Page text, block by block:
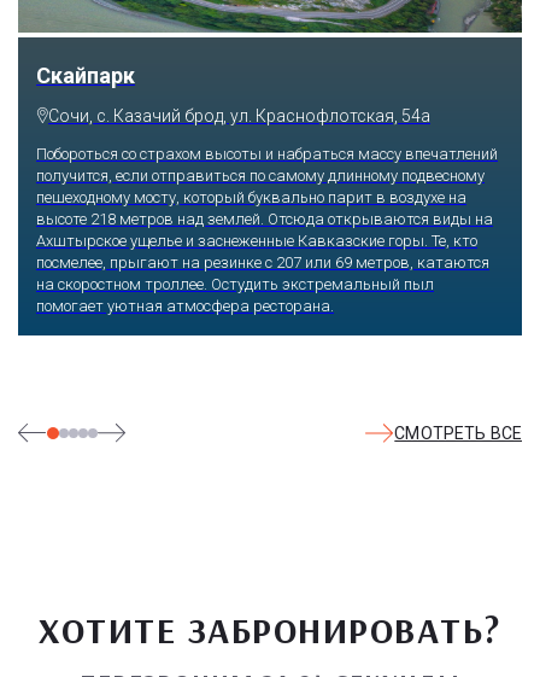
Скайпарк
Сочи, с. Казачий брод, ул. Краснофлотская, 54а
Побороться со страхом высоты и набраться массу впечатлений
получится, если отправиться по самому длинному подвесному
пешеходному мосту, который буквально парит в воздухе на
высоте 218 метров над землей. Отсюда открываются виды на
Ахштырское ущелье и заснеженные Кавказские горы. Те, кто
посмелее, прыгают на резинке с 207 или 69 метров, катаются
на скоростном троллее. Остудить экстремальный пыл
помогает уютная атмосфера ресторана.
СМОТРЕТЬ ВСЕ
ХОТИТЕ ЗАБРОНИРОВАТЬ?